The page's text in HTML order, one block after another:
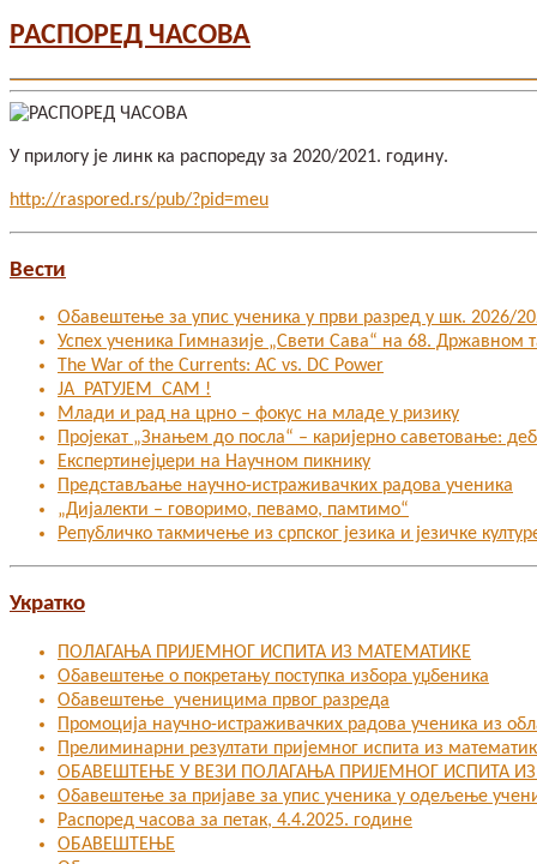
РАСПОРЕД ЧАСОВА
У прилогу је линк ка распореду за 2020/2021. годину.
http://raspored.rs/pub/?pid=meu
Вести
Обавештење за упис ученика у први разред у шк. 2026/
Успех ученика Гимназије „Свети Сава“ на 68. Државном
The War of the Currents: AC vs. DC Power
ЈА РАТУЈЕМ САМ !
Млади и рад на црно – фокус на младе у ризику
Пројекат „Знањем до посла“ – каријерно саветовање:
Експертинејџери на Научном пикнику
Представљање научно-истраживачких радова ученика
„Дијалекти – говоримо, певамо, памтимо“
Републичко такмичење из српског језика и језичке
Укратко
ПОЛАГАЊА ПРИЈЕМНОГ ИСПИТА ИЗ МАТЕМАТИКЕ
Обавештење о покретању поступка избора уџбеника
Обавештење ученицима првог разреда
Промоција научно-истраживачких радова ученика из
Прелиминарни резултати пријемног испита из
ОБАВЕШТЕЊЕ У ВЕЗИ ПОЛАГАЊА ПРИЈЕМНОГ ИСПИТА
Oбавештење за пријаве за упис ученика у одељење
Распоред часова за петак, 4.4.2025. године
ОБАВЕШТЕЊЕ